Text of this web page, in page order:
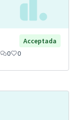
Acceptada
0 0